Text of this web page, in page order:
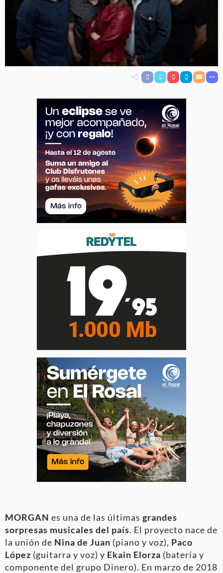
MORGAN es una de las últimas grandes
sorpresas musicales del país. El proyecto nace de
la unión de Nina de Juan (piano y voz), Paco
López (guitarra y voz) y Ekain Elorza (batería y
componente del grupo Dinero). En marzo de 2018